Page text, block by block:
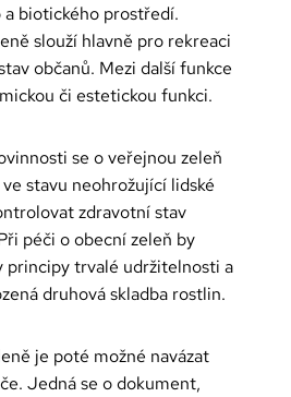
biotického prostředí.
slouží hlavně pro rekreaci
občanů. Mezi další funkce
či estetickou funkci.
se o veřejnou zeleň
stavu neohrožující lidské
zdravotní stav
péči o obecní zeleň by
principy trvalé udržitelnosti a
druhová skladba rostlin.
je poté možné navázat
Jedná se o dokument,